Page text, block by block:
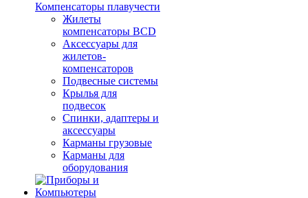
Компенсаторы плавучести
Жилеты
компенсаторы BCD
Аксессуары для
жилетов-
компенсаторов
Подвесные системы
Крылья для
подвесок
Спинки, адаптеры и
аксессуары
Карманы грузовые
Карманы для
оборудования